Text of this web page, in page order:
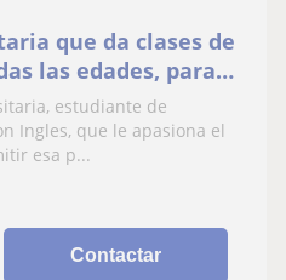
que da clases de
las edades, para
estudiante de
Ingles, que le apasiona el
esa p...
Contactar